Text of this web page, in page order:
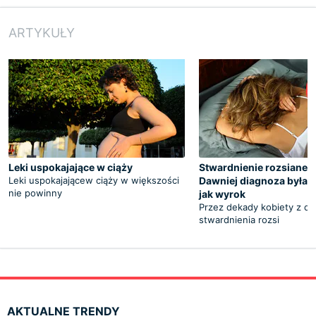
ARTYKUŁY
Leki uspokajające w ciąży
Leki uspokajającew ciąży w większości
nie powinny
Stwardnienie rozsiane
Dawniej diagnoza była
jak wyrok
Przez dekady kobiety z
stwardnienia rozsi
AKTUALNE TRENDY